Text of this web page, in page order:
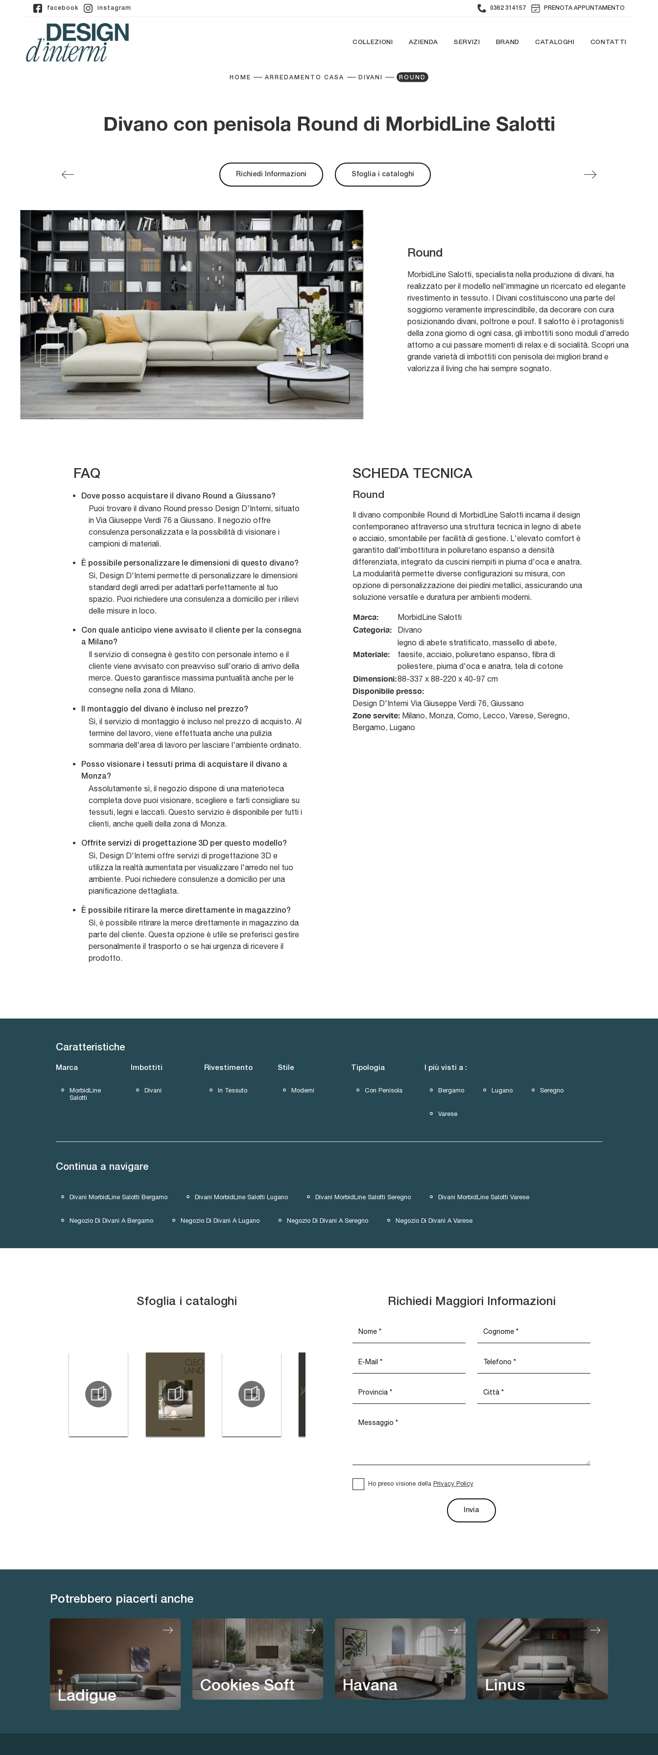
facebook instagram 0362 314157 PRENOTA APPUNTAMENTO
COLLEZIONI AZIENDA SERVIZI BRAND CATALOGHI CONTATTI
HOME ARREDAMENTO CASA DIVANI ROUND
Divano con penisola Round di MorbidLine Salotti
Richiedi Informazioni Sfoglia i cataloghi
Round
MorbidLine Salotti, specialista nella produzione di divani, ha
realizzato per il modello nell'immagine un ricercato ed elegante
rivestimento in tessuto. I Divani costituiscono una parte del
soggiorno veramente imprescindibile, da decorare con cura
posizionando divani, poltrone e pouf. Il salotto è i protagonisti
della zona giorno di ogni casa, gli imbottiti sono moduli d’arredo
attorno a cui passare momenti di relax e di socialità. Scopri una
grande varietà di imbottiti con penisola dei migliori brand e
valorizza il living che hai sempre sognato.
FAQ
Dove posso acquistare il divano Round a Giussano?
Puoi trovare il divano Round presso Design D'Interni, situato
in Via Giuseppe Verdi 76 a Giussano. Il negozio offre
consulenza personalizzata e la possibilità di visionare i
campioni di materiali.
È possibile personalizzare le dimensioni di questo divano?
Sì, Design D'Interni permette di personalizzare le dimensioni
standard degli arredi per adattarli perfettamente al tuo
spazio. Puoi richiedere una consulenza a domicilio per i rilievi
delle misure in loco.
Con quale anticipo viene avvisato il cliente per la consegna
a Milano?
Il servizio di consegna è gestito con personale interno e il
cliente viene avvisato con preavviso sull'orario di arrivo della
merce. Questo garantisce massima puntualità anche per le
consegne nella zona di Milano.
Il montaggio del divano è incluso nel prezzo?
Sì, il servizio di montaggio è incluso nel prezzo di acquisto. Al
termine del lavoro, viene effettuata anche una pulizia
sommaria dell'area di lavoro per lasciare l'ambiente ordinato.
Posso visionare i tessuti prima di acquistare il divano a
Monza?
Assolutamente sì, il negozio dispone di una materioteca
completa dove puoi visionare, scegliere e farti consigliare su
tessuti, legni e laccati. Questo servizio è disponibile per tutti i
clienti, anche quelli della zona di Monza.
Offrite servizi di progettazione 3D per questo modello?
Sì, Design D'Interni offre servizi di progettazione 3D e
utilizza la realtà aumentata per visualizzare l'arredo nel tuo
ambiente. Puoi richiedere consulenze a domicilio per una
pianificazione dettagliata.
È possibile ritirare la merce direttamente in magazzino?
Sì, è possibile ritirare la merce direttamente in magazzino da
parte del cliente. Questa opzione è utile se preferisci gestire
personalmente il trasporto o se hai urgenza di ricevere il
prodotto.
SCHEDA TECNICA
Round
Il divano componibile Round di MorbidLine Salotti incarna il design
contemporaneo attraverso una struttura tecnica in legno di abete
e acciaio, smontabile per facilità di gestione. L'elevato comfort è
garantito dall'imbottitura in poliuretano espanso a densità
differenziata, integrato da cuscini riempiti in piuma d'oca e anatra.
La modularità permette diverse configurazioni su misura, con
opzione di personalizzazione dei piedini metallici, assicurando una
soluzione versatile e duratura per ambienti moderni.
Marca: MorbidLine Salotti
Categoria: Divano
Materiale:
legno di abete stratificato, massello di abete,
faesite, acciaio, poliuretano espanso, fibra di
poliestere, piuma d'oca e anatra, tela di cotone
Dimensioni:88-337 x 88-220 x 40-97 cm
Disponibile presso:
Design D'Interni Via Giuseppe Verdi 76, Giussano
Zone servite: Milano, Monza, Como, Lecco, Varese, Seregno,
Bergamo, Lugano
Caratteristiche
Marca
MorbidLine
Salotti
Imbottiti
Divani
Rivestimento
In Tessuto
Stile
Moderni
Tipologia
Con Penisola
I più visti a :
Bergamo Lugano Seregno
Varese
Continua a navigare
Divani MorbidLine Salotti Bergamo Divani MorbidLine Salotti Lugano Divani MorbidLine Salotti Seregno Divani MorbidLine Salotti Varese
Negozio Di Divani A Bergamo Negozio Di Divani A Lugano Negozio Di Divani A Seregno Negozio Di Divani A Varese
Sfoglia i cataloghi Richiedi Maggiori Informazioni
Ho preso visione della Privacy Policy
Invia
Potrebbero piacerti anche
Ladigue
Cookies Soft Havana Linus